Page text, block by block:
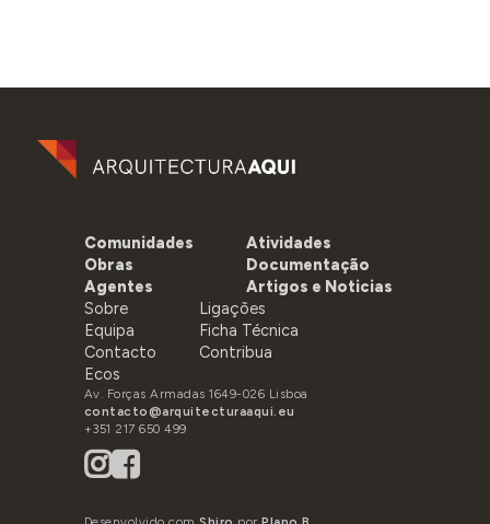
Comunidades
Obras
Agentes
Atividades
Documentação
Artigos e Noticias
Sobre
Equipa
Contacto
Ecos
Ligações
Ficha Técnica
Contribua
Av. Forças Armadas 1649-026 Lisboa
contacto@arquitecturaaqui.eu
+351 217 650 499